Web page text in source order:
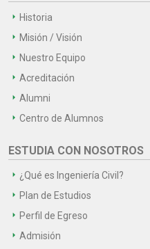
Historia
Misión / Visión
Nuestro Equipo
Acreditación
Alumni
Centro de Alumnos
ESTUDIA CON NOSOTROS
¿Qué es Ingeniería Civil?
Plan de Estudios
Perfil de Egreso
Admisión